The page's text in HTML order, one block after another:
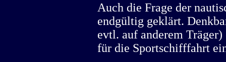
Auch die Frage der
endgültig geklärt.
evtl. auf anderem
für die Sportschifffahrt